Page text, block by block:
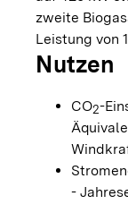
zweite
Leistung von
Nutzen
CO2-
-